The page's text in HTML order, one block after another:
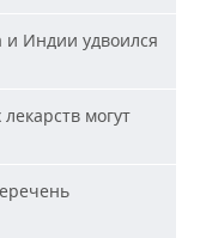
и Индии удвоился
могут